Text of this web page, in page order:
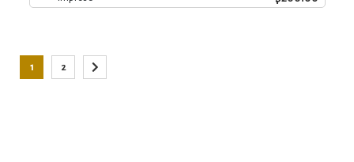
Está viendo la página
1
Página
2
Página
Siguiente